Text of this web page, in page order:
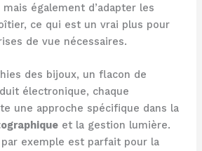
également d’adapter les
ce qui est un vrai plus pour
de vue nécessaires.
des bijoux, un flacon de
électronique, chaque
une approche spécifique dans la
et la gestion lumière.
exemple est parfait pour la